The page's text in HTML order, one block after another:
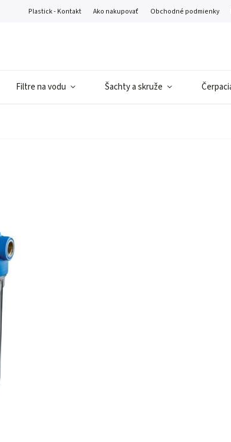
Plastick - Kontakt Ako nakupovať Obchodné podmienky
Filtre na vodu Šachty a skruže